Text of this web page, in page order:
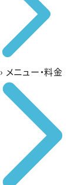
› メニュー・料金